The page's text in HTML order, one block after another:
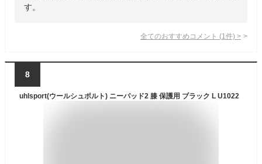
す。
全てのおすすめコメント (1 件) >
8
uhlsport(ウールシュポルト) ニーパッド2 膝 保護用 ブラック L U1022